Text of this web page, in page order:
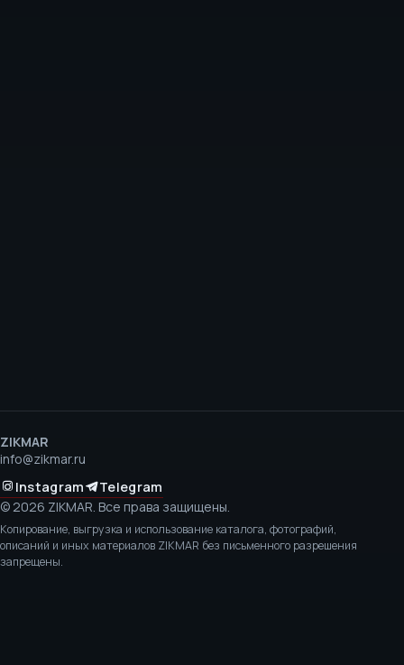
ZIKMAR
info@zikmar.ru
Instagram
Telegram
© 2026 ZIKMAR. Все права защищены.
Копирование, выгрузка и использование каталога, фотографий,
описаний и иных материалов ZIKMAR без письменного разрешения
запрещены.